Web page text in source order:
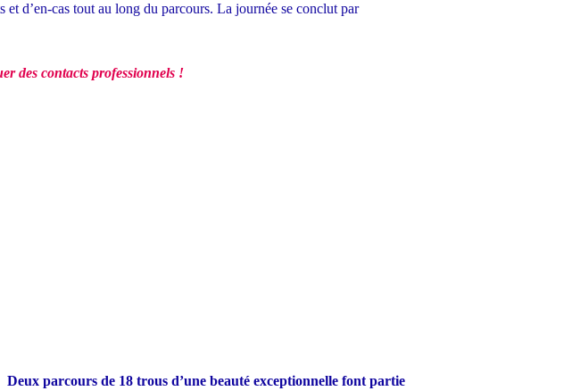
d’en-cas tout au long du parcours. La journée se conclut par
des contacts professionnels !
Deux parcours de 18 trous d’une beauté exceptionnelle font partie